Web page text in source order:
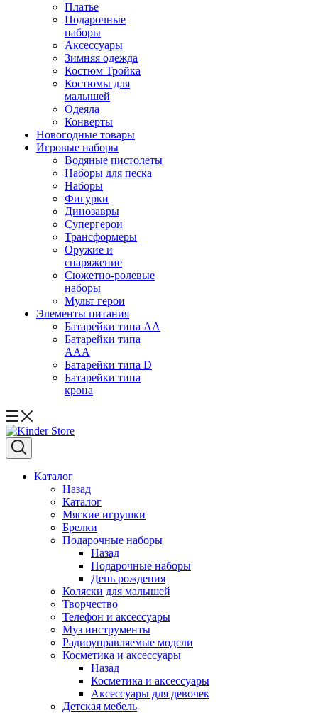
Платье
Подарочные
наборы
Аксессуары
Зимняя одежда
Костюм Тройка
Костюмы для
малышей
Одеяла
Конверты
Новогодные товары
Игровые наборы
Водяные пистолеты
Наборы для песка
Наборы
Фигурки
Динозавры
Супергерои
Трансформеры
Оружие и
снаряжение
Сюжетно-ролевые
наборы
Мульт герои
Элементы питания
Батарейки типа АА
Батарейки типа
ААА
Батарейки типа D
Батарейки типа
крона
Каталог
Назад
Каталог
Мягкие игрушки
Брелки
Подарочные наборы
Назад
Подарочные наборы
День рождения
Коляски для малышей
Творчество
Телефон и аксессуары
Муз инструменты
Радиоуправляемые модели
Косметика и аксессуары
Назад
Косметика и аксессуары
Аксессуары для девочек
Детская мебель